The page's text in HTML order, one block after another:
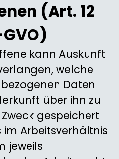
(Art. 12
kann Auskunft
welche
Daten
über ihn zu
gespeichert
im Arbeitsverhältnis
jeweils